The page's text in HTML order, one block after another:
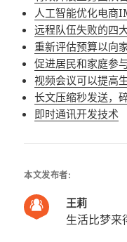
人工智能优化电商
远程队伍失败的四
重新评估预算以向
促进居民和家庭参
视频会议可以提高
长文压缩秒发送，
即时通讯开发技术
本文发布者:
王莉
生活比梦来